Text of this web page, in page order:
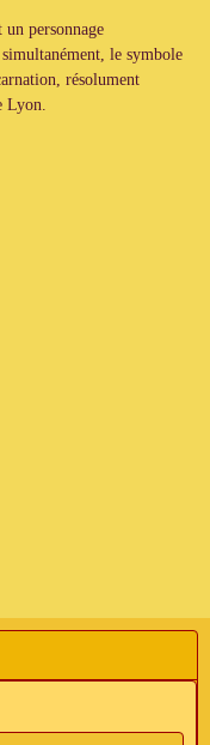
personnage
le symbole
résolument
Lyon.